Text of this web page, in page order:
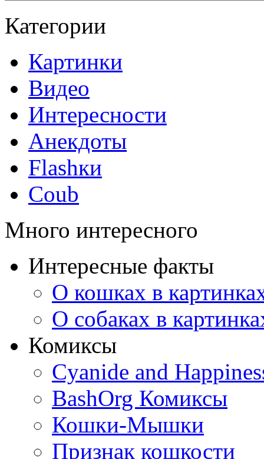
Категории
Картинки
Видео
Интересности
Анекдоты
Flashки
Coub
Много интересного
Интересные факты
О кошках в
О собаках в
Комиксы
Cyanide and
BashOrg Комиксы
Кошки-Мышки
Признак кошкости